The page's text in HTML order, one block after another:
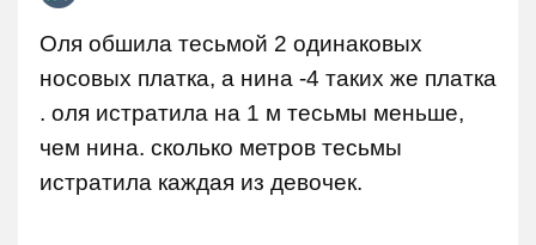
Оля обшила тесьмой 2 одинаковых
носовых платка, а нина -4 таких же платка
. оля истратила на 1 м тесьмы меньше,
чем нина. сколько метров тесьмы
истратила каждая из девочек.